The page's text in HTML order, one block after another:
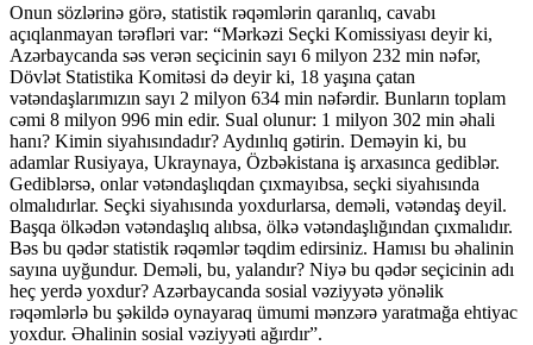
Onun sözlərinə görə, statistik rəqəmlərin qaranlıq, cavabı
açıqlanmayan tərəfləri var: “Mərkəzi Seçki Komissiyası deyir ki,
Azərbaycanda səs verən seçicinin sayı 6 milyon 232 min nəfər,
Dövlət Statistika Komitəsi də deyir ki, 18 yaşına çatan
vətəndaşlarımızın sayı 2 milyon 634 min nəfərdir. Bunların toplam
cəmi 8 milyon 996 min edir. Sual olunur: 1 milyon 302 min əhali
hanı? Kimin siyahısındadır? Aydınlıq gətirin. Deməyin ki, bu
adamlar Rusiyaya, Ukraynaya, Özbəkistana iş arxasınca gediblər.
Gediblərsə, onlar vətəndaşlıqdan çıxmayıbsa, seçki siyahısında
olmalıdırlar. Seçki siyahısında yoxdurlarsa, deməli, vətəndaş deyil.
Başqa ölkədən vətəndaşlıq alıbsa, ölkə vətəndaşlığından çıxmalıdır.
Bəs bu qədər statistik rəqəmlər təqdim edirsiniz. Hamısı bu əhalinin
sayına uyğundur. Deməli, bu, yalandır? Niyə bu qədər seçicinin adı
heç yerdə yoxdur? Azərbaycanda sosial vəziyyətə yönəlik
rəqəmlərlə bu şəkildə oynayaraq ümumi mənzərə yaratmağa ehtiyac
yoxdur. Əhalinin sosial vəziyyəti ağırdır”.